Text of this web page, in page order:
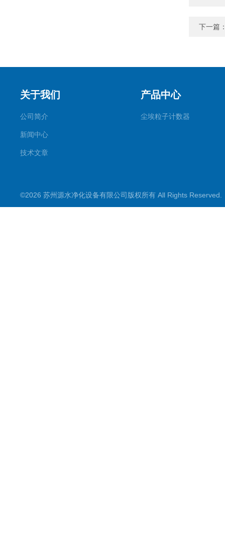
下一篇
关于我们
公司简介
新闻中心
技术文章
产品中心
尘埃粒子计数器
©2026 苏州源水净化设备有限公司版权所有 All Rights